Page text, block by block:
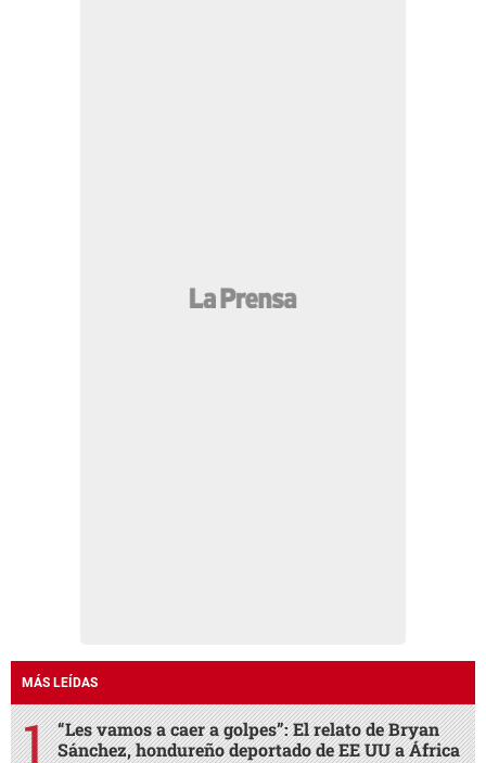
MÁS LEÍDAS
“Les vamos a caer a golpes”: El relato de Bryan
Sánchez, hondureño deportado de EE UU a África